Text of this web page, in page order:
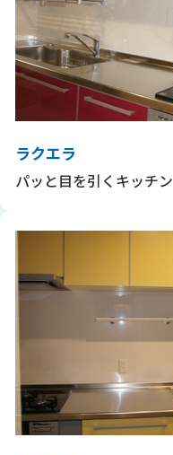
ラクエラ
パッと目を引くキッチン